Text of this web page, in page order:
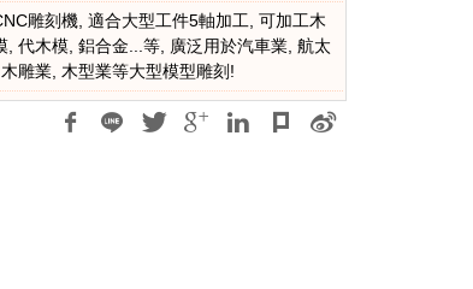
雕刻機, 適合大型工件5軸加工, 可加工木
, 代木模, 鋁合金...等, 廣泛用於汽車業, 航太
雕業, 木型業等大型模型雕刻!